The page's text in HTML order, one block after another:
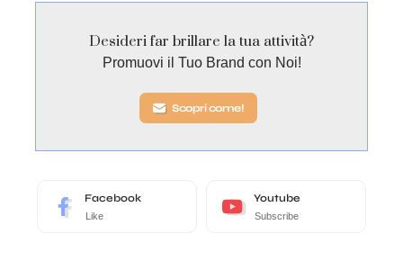
Desideri far brillare la tua attività?
Promuovi il Tuo Brand con Noi!
Scopri come!
Facebook
Like
Youtube
Subscribe